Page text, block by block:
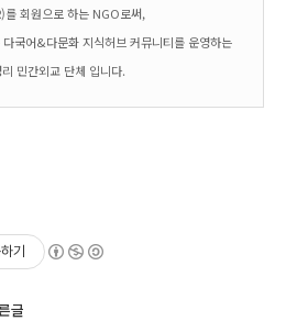
를 회원으로 하는 NGO로써,
국어&다문화 지식허브 커뮤니티를 운영하는
민간외교 단체 입니다.
기
글